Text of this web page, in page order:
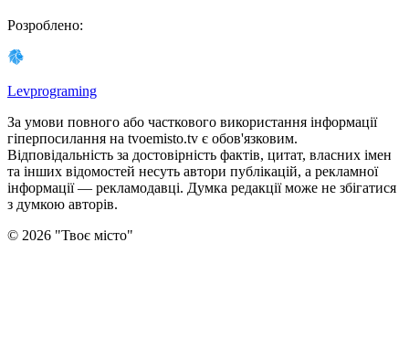
Розроблено:
Levprograming
За умови повного або часткового використання iнформацiї
гіперпосилання на tvoemisto.tv є обов'язковим.
Відповідальність за достовірність фактів, цитат, власних імен
та інших відомостей несуть автори публікацій, а рекламної
інформації — рекламодавці. Думка редакцiї може не збiгатися
з думкою авторiв.
© 2026 "Твоє місто"